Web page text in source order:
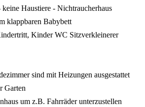
Haustiere - Nichtraucherhaus
klappbaren Babybett
Kinder WC Sitzverkleinerer
sind mit Heizungen ausgestattet
Garten
um z.B. Fahrräder unterzustellen